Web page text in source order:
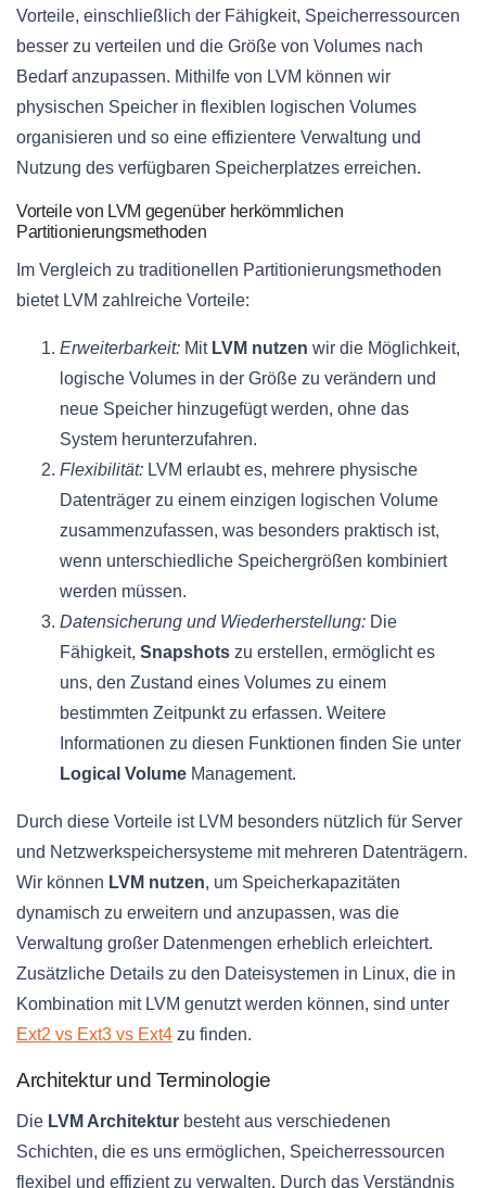
Vorteile, einschließlich der Fähigkeit, Speicherressourcen
besser zu verteilen und die Größe von Volumes nach
Bedarf anzupassen. Mithilfe von LVM können wir
physischen Speicher in flexiblen logischen Volumes
organisieren und so eine effizientere Verwaltung und
Nutzung des verfügbaren Speicherplatzes erreichen.
Vorteile von LVM gegenüber herkömmlichen
Partitionierungsmethoden
Im Vergleich zu traditionellen Partitionierungsmethoden
bietet LVM zahlreiche Vorteile:
Erweiterbarkeit: Mit LVM nutzen wir die Möglichkeit,
logische Volumes in der Größe zu verändern und
neue Speicher hinzugefügt werden, ohne das
System herunterzufahren.
Flexibilität: LVM erlaubt es, mehrere physische
Datenträger zu einem einzigen logischen Volume
zusammenzufassen, was besonders praktisch ist,
wenn unterschiedliche Speichergrößen kombiniert
werden müssen.
Datensicherung und Wiederherstellung: Die
Fähigkeit, Snapshots zu erstellen, ermöglicht es
uns, den Zustand eines Volumes zu einem
bestimmten Zeitpunkt zu erfassen. Weitere
Informationen zu diesen Funktionen finden Sie unter
Logical Volume Management.
Durch diese Vorteile ist LVM besonders nützlich für Server
und Netzwerkspeichersysteme mit mehreren Datenträgern.
Wir können LVM nutzen, um Speicherkapazitäten
dynamisch zu erweitern und anzupassen, was die
Verwaltung großer Datenmengen erheblich erleichtert.
Zusätzliche Details zu den Dateisystemen in Linux, die in
Kombination mit LVM genutzt werden können, sind unter
Ext2 vs Ext3 vs Ext4 zu finden.
Architektur und Terminologie
Die LVM Architektur besteht aus verschiedenen
Schichten, die es uns ermöglichen, Speicherressourcen
flexibel und effizient zu verwalten. Durch das Verständnis